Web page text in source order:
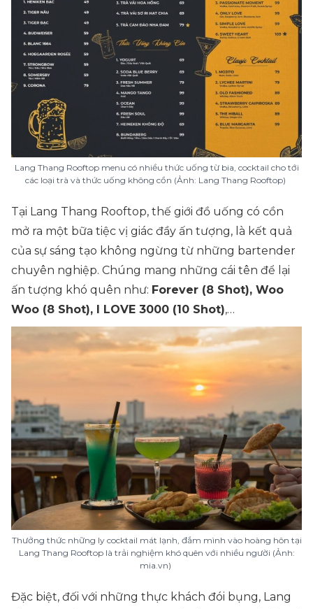
Lang Thang Rooftop menu có nhiều thức uống từ bia, cocktail cho tới
các loại trà và thức uống không cồn (Ảnh: Lang Thang Rooftop)
Tại Lang Thang Rooftop, thế giới đồ uống có cồn
mở ra một bữa tiệc vị giác đầy ấn tượng, là kết quả
của sự sáng tạo không ngừng từ những bartender
chuyên nghiệp. Chúng mang những cái tên để lại
ấn tượng khó quên như: Forever (8 Shot), Woo
Woo (8 Shot), I LOVE 3000 (10 Shot),…
Thưởng thức những ly cocktail mát lạnh, đắm mình vào hoàng hôn tại
Lang Thang Rooftop là trải nghiệm khó quên với nhiều người (Ảnh:
mia.vn)
Đặc biệt, đối với những thực khách đói bụng, Lang